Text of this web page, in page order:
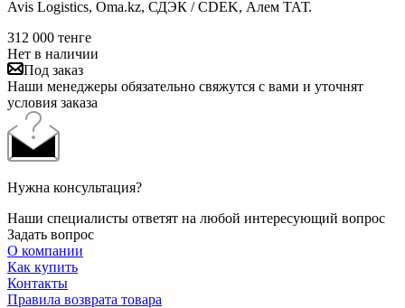
Avis Logistics, Oma.kz, СДЭК / CDEK, Алем ТАТ.
312 000 тенге
Нет в наличии
Под заказ
Наши менеджеры обязательно свяжутся с вами и уточнят
условия заказа
Нужна консультация?
Наши специалисты ответят на любой интересующий вопрос
Задать вопрос
О компании
Как купить
Контакты
Правила возврата товара